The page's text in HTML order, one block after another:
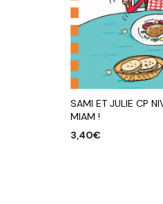
SAMI ET JULIE CP
MIAM !
3,40€